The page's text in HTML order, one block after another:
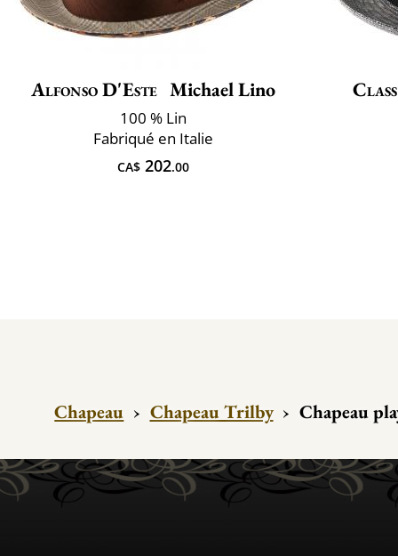
Alfonso D'Este Michael Lino
100 % Lin
Fabriqué en Italie
CA$ 202.00
Chapeau › Chapeau Trilby › Chapeau